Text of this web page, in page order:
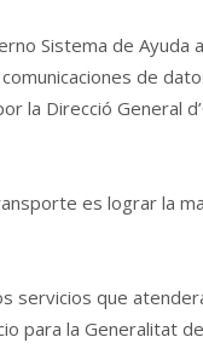
Sistema de Ayuda
de
la Direcció General
es lograr la
servicios que
para la Generalitat